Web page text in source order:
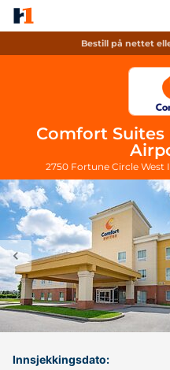
Bestill på nettet
Comfort
2750 Fortune Circle West
Innsjekkingsdato: